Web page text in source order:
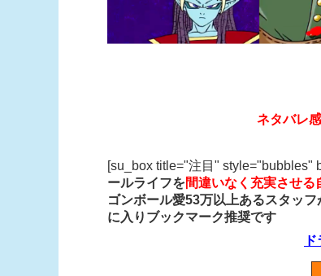
ネタバレ
[su_box title="注目" style="bubbles"
ールライフを間違いなく充実させる
ゴンボール愛53万以上あるスタッ
に入りブックマーク推奨です